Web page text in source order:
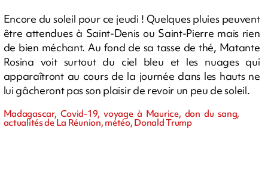
Encore du soleil pour ce jeudi ! Quelques pluies peuvent
être attendues à Saint-Denis ou Saint-Pierre mais rien
de bien méchant. Au fond de sa tasse de thé, Matante
Rosina voit surtout du ciel bleu et les nuages qui
apparaîtront au cours de la journée dans les hauts ne
lui gâcheront pas son plaisir de revoir un peu de soleil.
Madagascar, Covid-19, voyage à Maurice, don du sang,
actualités de La Réunion, météo, Donald Trump